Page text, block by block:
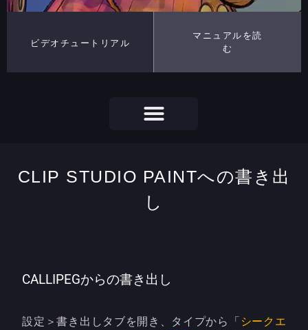
ビデオチュートリアル
マニュアルを読
む
CLIP STUDIO PAINTへの書き出
し
CALLIPEGからの書き出し
設定＞書き出しタブを開き、タイプから「 シークエ